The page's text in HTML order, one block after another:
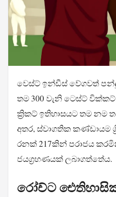
වෙස්ට් ඉන්ඩීස් වේගවත්
තම 300 වැනි ටෙස්ට්
ක්‍රිකට් ඉතිහාසයට තම නම
අතර, ස්වාගතික කණ්ඩායම
රනක් 217කින් පරාජය
ජයග්‍රහණයක් ලබාගත්තේය.
රෝච්ට